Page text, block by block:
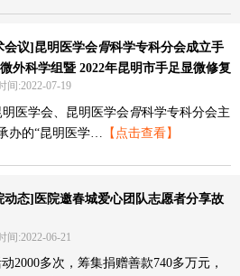
会议]昆明医学会骨科学专科分会成立手
外科学组暨 2022年昆明市手足显微修复
学习班
间:2022-07-19
明医学会、昆明医学会骨科学专科分会主
办的“昆明医学…
【点击查看】
动态]医院邀春城爱心团队志愿者分享故
间:2022-06-21
2000多次，筹集捐赠善款740多万元，